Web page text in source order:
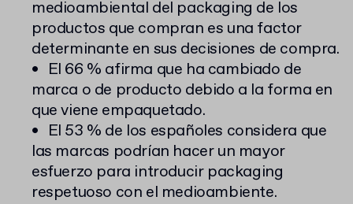
medioambiental del packaging de los
productos que compran es una factor
determinante en sus decisiones de compra.
El 66 % afirma que ha cambiado de
marca o de producto debido a la forma en
que viene empaquetado.
El 53 % de los españoles considera que
las marcas podrían hacer un mayor
esfuerzo para introducir packaging
respetuoso con el medioambiente.